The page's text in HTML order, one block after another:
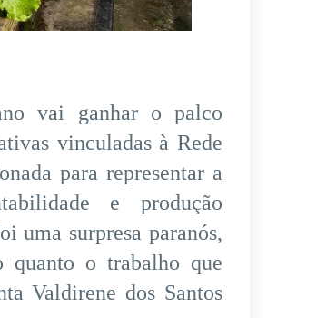
vai ganhar o palco
vinculadas à Rede
para representar a
e produção
uma surpresa paranós,
quanto o trabalho que
Valdirene dos Santos